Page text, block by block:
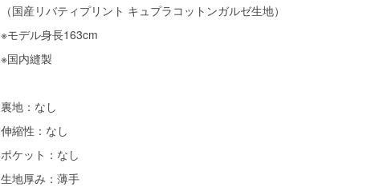
（国産リバティプリント キュプラコットンガルゼ生地）
※モデル身長163cm
※国内縫製
裏地：なし
伸縮性：なし
ポケット：なし
生地厚み：薄手